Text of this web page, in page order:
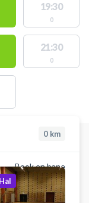
19:30
0
21:30
0
0 km
Book en bane
Hal